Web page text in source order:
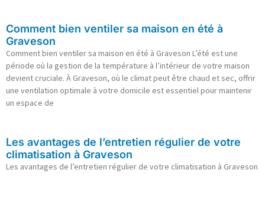
Comment bien ventiler sa maison en été à
Graveson
Comment bien ventiler sa maison en été à Graveson L’été est une
période où la gestion de la température à l’intérieur de votre maison
devient cruciale. À Graveson, où le climat peut être chaud et sec, offrir
une ventilation optimale à votre domicile est essentiel pour maintenir
un espace de
Les avantages de l’entretien régulier de votre
climatisation à Graveson
Les avantages de l’entretien régulier de votre climatisation à Graveson